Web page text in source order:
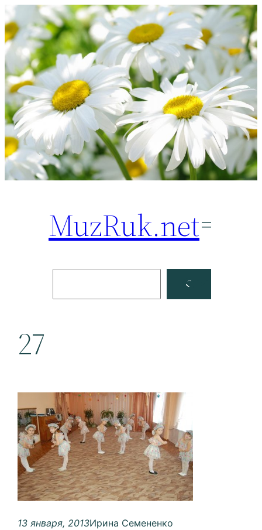
Перейти
к
содержимому
MuzRuk.net
Facebook
27
13 января, 2013Ирина Семененко